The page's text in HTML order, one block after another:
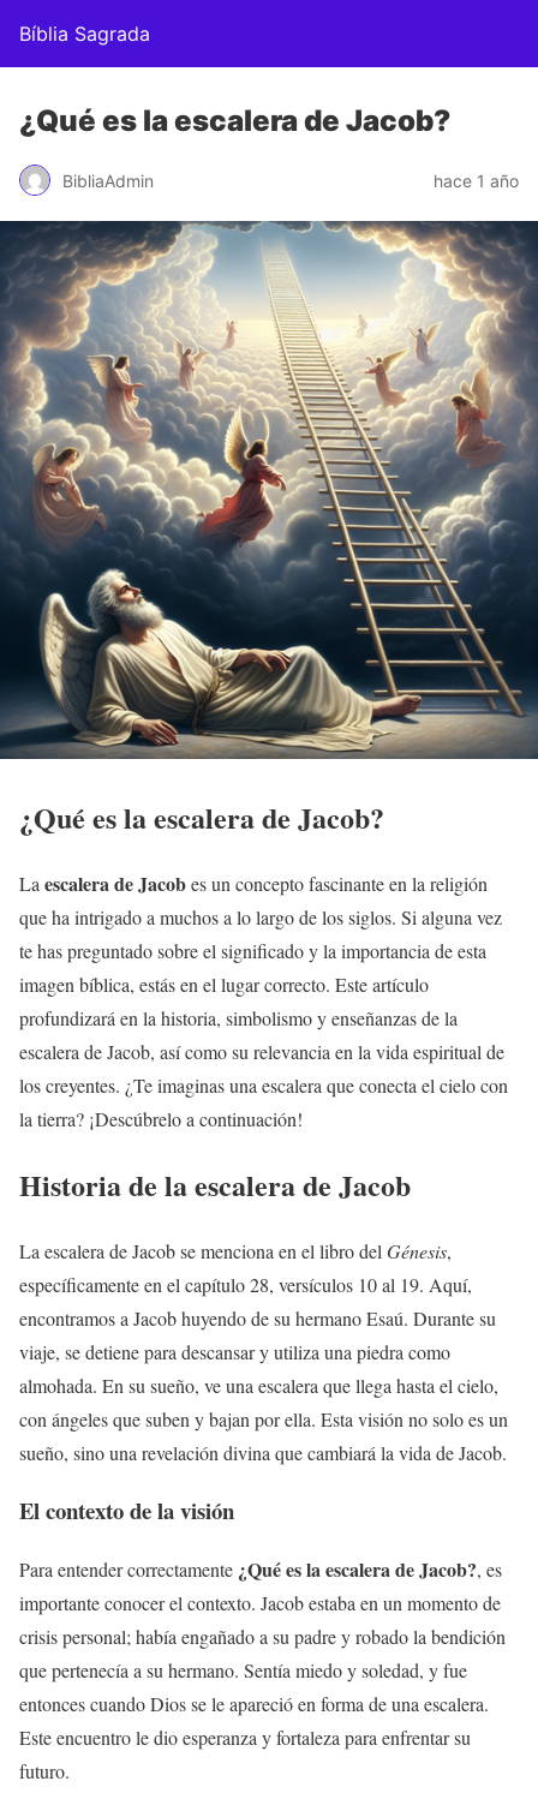
Bíblia Sagrada
¿Qué es la escalera de Jacob?
BibliaAdmin hace 1 año
¿Qué es la escalera de Jacob?
La escalera de Jacobes un concepto fascinante en la religión
que ha intrigado a muchos a lo largo de los siglos. Si alguna vez
te has preguntado sobre el significado y la importancia de esta
imagen bíblica, estás en el lugar correcto. Este artículo
profundizará en la historia, simbolismo y enseñanzas de la
escalera de Jacob, así como su relevancia en la vida espiritual de
los creyentes. ¿Te imaginas una escalera que conecta el cielo con
la tierra? ¡Descúbrelo a continuación!
Historia de la escalera de Jacob
La escalera de Jacob se menciona en el libro del Génesis,
específicamente en el capítulo 28, versículos 10 al 19. Aquí,
encontramos a Jacob huyendo de su hermano Esaú. Durante su
viaje, se detiene para descansar y utiliza una piedra como
almohada. En su sueño, ve una escalera que llega hasta el cielo,
con ángeles que suben y bajan por ella. Esta visión no solo es un
sueño, sino una revelación divina que cambiará la vida de Jacob.
El contexto de la visión
Para entender correctamente ¿Qué es la escalera de Jacob?, es
importante conocer el contexto. Jacob estaba en un momento de
crisis personal; había engañado a su padre y robado la bendición
que pertenecía a su hermano. Sentía miedo y soledad, y fue
entonces cuando Dios se le apareció en forma de una escalera.
Este encuentro le dio esperanza y fortaleza para enfrentar su
futuro.